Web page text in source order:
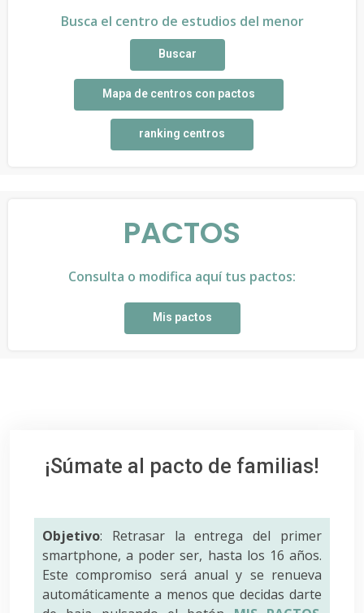
Busca el centro de estudios del menor
Buscar
Mapa de centros con pactos
ranking centros
PACTOS
Consulta o modifica aquí tus pactos:
Mis pactos
¡Súmate al pacto de familias!
Objetivo: Retrasar la entrega del primer
smartphone, a poder ser, hasta los 16 años.
Este compromiso será anual y se renueva
automáticamente a menos que decidas darte